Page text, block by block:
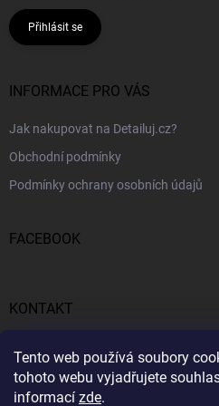
Tento web používá soubory
tohoto webu vyjadřujete
informací zde.
Přihlásit se
INFORMACE PRO VÁS
Jak nakupovat na Detailuj.cz?
Obchodní podmínky
Podmínky ochrany osobních údajů
FACEBOOK
KONTAKT
gunar detailuj.cz
770192683